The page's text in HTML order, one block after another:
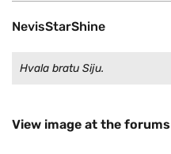
NevisStarShine
Hvala bratu Siju.
View image at the forums